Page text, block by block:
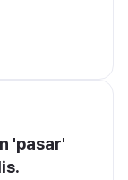
'pasar'